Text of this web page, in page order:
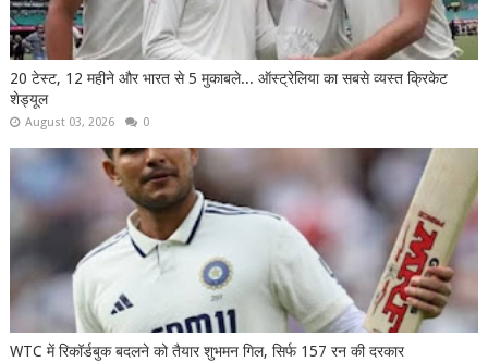
20 टेस्ट, 12 महीने और भारत से 5 मुकाबले... ऑस्ट्रेलिया का सबसे व्यस्त क्रिकेट
शेड्यूल
August 03, 2026 0
WTC में रिकॉर्डबुक बदलने को तैयार शुभमन गिल, सिर्फ 157 रन की दरकार